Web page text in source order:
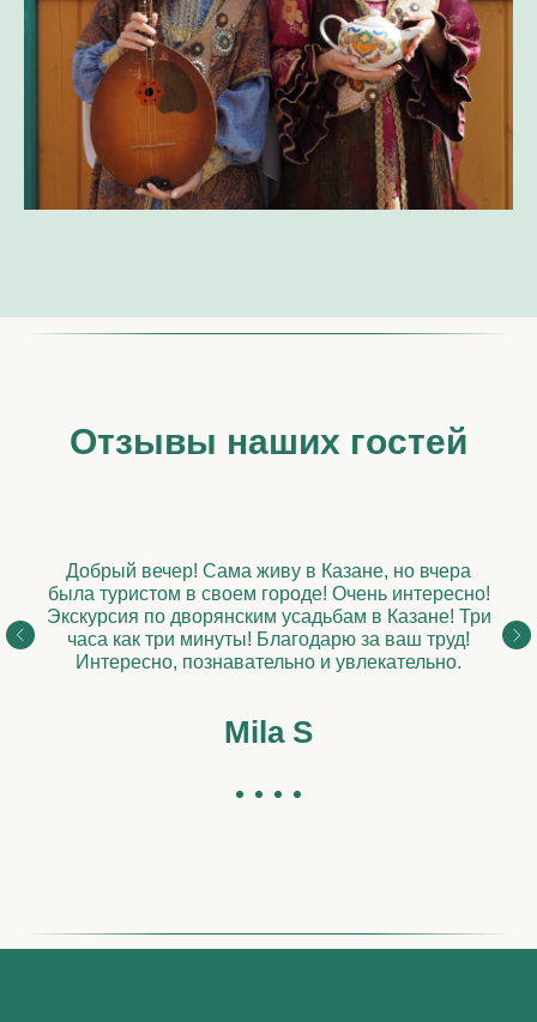
Отзывы наших гостей
Добрый вечер! Сама живу в Казане, но вчера
была туристом в своем городе! Очень интересно!
Экскурсия по дворянским усадьбам в Казане! Три
часа как три минуты! Благодарю за ваш труд!
Интересно, познавательно и увлекательно.
Mila S